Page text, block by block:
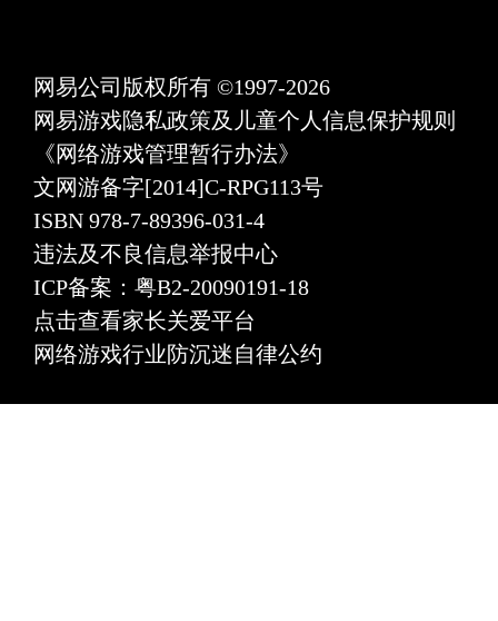
网易公司版权所有 ©1997-2026
网易游戏隐私政策及儿童个人信息保护规则
《网络游戏管理暂行办法》
文网游备字[2014]C-RPG113号
ISBN 978-7-89396-031-4
违法及不良信息举报中心
ICP备案：粤B2-20090191-18
点击查看家长关爱平台
网络游戏行业防沉迷自律公约